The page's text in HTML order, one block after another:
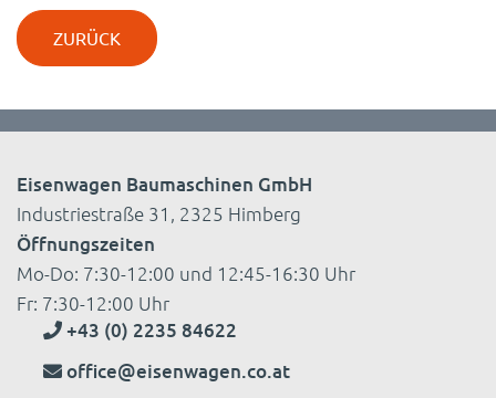
ZURÜCK
Eisenwagen Baumaschinen GmbH
Industriestraße 31, 2325 Himberg
Öffnungszeiten
Mo-Do: 7:30-12:00 und 12:45-16:30 Uhr
Fr: 7:30-12:00 Uhr
+43 (0) 2235 84622
office@eisenwagen.co.at